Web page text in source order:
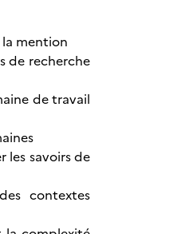
mention
de recherche
de travail
les savoirs de
contextes